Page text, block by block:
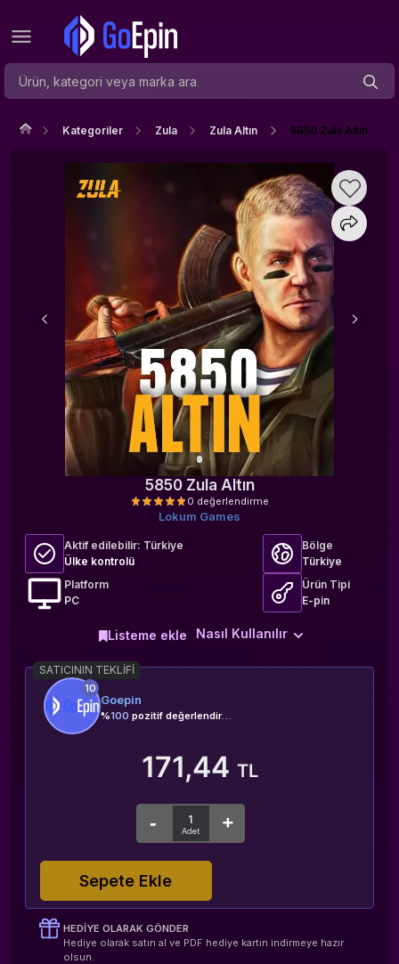
Kategoriler Zula Zula Altın 5850 Zula Altın
5850 Zula Altın
0 değerlendirme
Lokum Games
Aktif edilebilir: Türkiye
Ülke kontrolü
Bölge
Türkiye
Platform
PC
Ürün Tipi
E-pin
Nasıl Kullanılır
Listeme ekle
SATICININ TEKLIFI
10
Goepin
%100 pozitif değerlendirme
171,44 TL
Sepete Ekle
HEDIYE OLARAK GÖNDER
Hediye olarak satın al ve PDF hediye kartın indirmeye hazır
olsun.